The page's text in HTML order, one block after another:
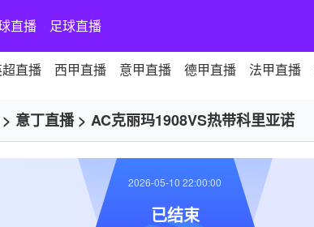
直播 足球直播
直播 西甲直播 意甲直播 德甲直播 法甲直播
> 意丁直播> AC克丽玛1908VS热带科里亚诺
2026-05-10 22:00:00
已结束